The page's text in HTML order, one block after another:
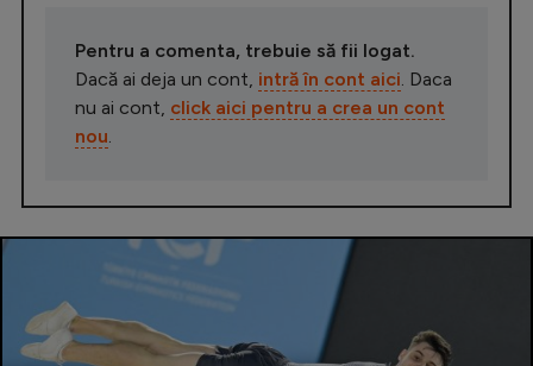
Pentru a comenta, trebuie să fii logat.
Dacă ai deja un cont, intră în cont aici . Daca
nu ai cont, click aici pentru a crea un cont
nou